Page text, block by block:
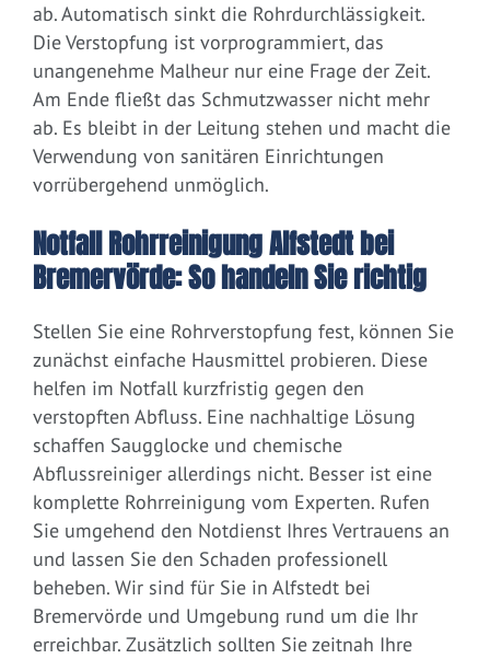
ab. Automatisch sinkt die Rohrdurchlässigkeit.
Die Verstopfung ist vorprogrammiert, das
unangenehme Malheur nur eine Frage der Zeit.
Am Ende fließt das Schmutzwasser nicht mehr
ab. Es bleibt in der Leitung stehen und macht die
Verwendung von sanitären Einrichtungen
vorrübergehend unmöglich.
Notfall Rohrreinigung Alfstedt bei
Bremervörde: So handeln Sie richtig
Stellen Sie eine Rohrverstopfung fest, können Sie
zunächst einfache Hausmittel probieren. Diese
helfen im Notfall kurzfristig gegen den
verstopften Abfluss. Eine nachhaltige Lösung
schaffen Saugglocke und chemische
Abflussreiniger allerdings nicht. Besser ist eine
komplette Rohrreinigung vom Experten. Rufen
Sie umgehend den Notdienst Ihres Vertrauens an
und lassen Sie den Schaden professionell
beheben. Wir sind für Sie in Alfstedt bei
Bremervörde und Umgebung rund um die Ihr
erreichbar. Zusätzlich sollten Sie zeitnah Ihre